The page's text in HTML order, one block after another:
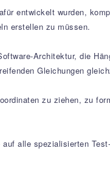
entwickelt wurden,
erstellen zu müssen.
Architektur, die
Gleichungen
zu ziehen, zu
alle spezialisierten